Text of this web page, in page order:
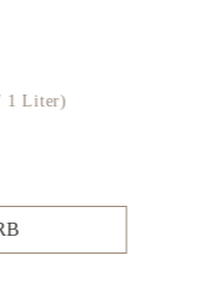
1 Liter)